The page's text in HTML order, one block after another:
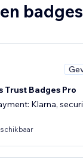
badges
Trust Badges Pro
Klarna,